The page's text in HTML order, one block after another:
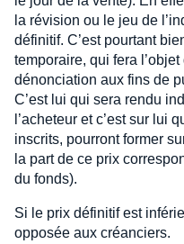
la révision ou le jeu de
définitif. C’est pourtant
temporaire, qui fera
dénonciation aux fins de
C’est lui qui sera rendu
l’acheteur et c’est sur lui
inscrits, pourront former
la part de ce prix
du fonds).
Si le prix définitif est
opposée aux créanciers.